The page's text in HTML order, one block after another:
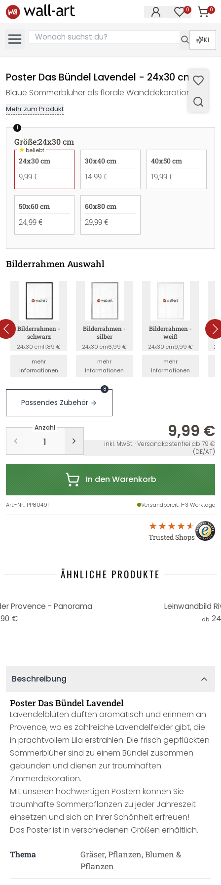
0 0
KI
Poster Das Bündel Lavendel - 24x30 cm
Blaue Sommerblüher als florale Wanddekoration.
Mehr zum Produkt
1
Größe:24x30 cm
★beliebt
24x30 cm
9,99 €
30x40 cm
14,99 €
40x50 cm
19,99 €
50x60 cm
24,99 €
60x80 cm
29,99 €
Bilderrahmen Auswahl
Bilderrahmen -
schwarz
24x30 cm11,89 €
mehr
Informationen
Bilderrahmen -
silber
24x30 cm6,99 €
mehr
Informationen
Bilderrahmen -
weiß
24x30 cm9,99 €
mehr
Informationen
Passendes Zubehör
8
Anzahl 9,99 €
inkl. MwSt. · Versandkostenfrei ab 79 €
(DE/AT)
In den Warenkorb
Art.-Nr.: PP80491 Versandbereit: 1-3 Werktage
Trusted Shops
ÄHNLICHE PRODUKTE
Provence - Panorama
€
Leinwandbild
ab
Beschreibung
Poster Das Bündel Lavendel
Lavendelblüten duften aromatisch und erinnern an
Provence, wo es zahlreiche Lavendelfelder gibt, die
in prachtvollem Lila erstrahlen. Die frisch gepflückten
Sommerblüher sind zu einem Bündel zusammen
gebunden und dienen zur traumhaften
Zimmerdekoration.
Mit unseren hochwertigen Postern können Sie
traumhafte Sommerpflanzen zu jeder Jahreszeit
einsetzen und sich an Ihrer Schönheit erfreuen!
Das Poster ist in verschiedenen Größen erhältlich.
Thema
Gräser, Pflanzen, Blumen &
Pflanzen